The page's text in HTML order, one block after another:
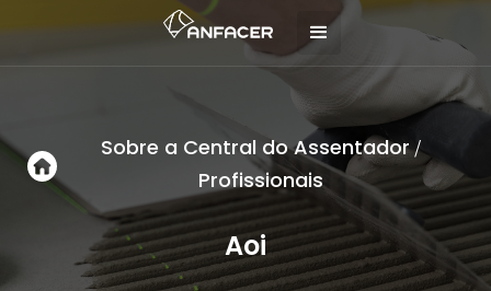
Sobre a Central do Assentador/
Profissionais
Aoi